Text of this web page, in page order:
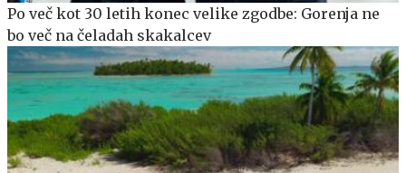
Po več kot 30 letih konec velike zgodbe: Gorenja ne
bo več na čeladah skakalcev